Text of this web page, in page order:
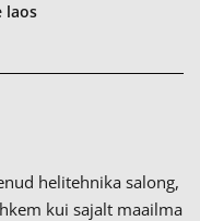
laos
helitehnika salong,
kui sajalt maailma